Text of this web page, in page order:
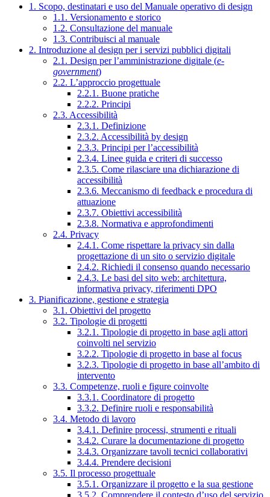
1. Scopo, destinatari e uso del Manuale operativo di design
1.1. Versionamento e storico
1.2. Consultazione del manuale
1.3. Contribuisci al manuale
2. Introduzione al design per i servizi pubblici digitali
2.1. Design per l’amministrazione digitale (e-
government)
2.2. L’approccio progettuale
2.2.1. Buone pratiche
2.2.2. Principi
2.3. Accessibilità
2.3.1. Definizione
2.3.2. Accessibilità by design
2.3.3. Principi per l’accessibilità
2.3.4. Linee guida e criteri di successo
2.3.5. Come rilasciare una dichiarazione di
accessibilità
2.3.6. Meccanismo di feedback e procedura di
attuazione
2.3.7. Obiettivi accessibilità
2.3.8. Normativa e approfondimenti
2.4. Privacy
2.4.1. Come rispettare la privacy sin dalla
progettazione di un sito o servizio digitale
2.4.2. Richiedi il consenso quando necessario
2.4.3. Le basi del sito web: architettura,
informativa privacy, riferimenti DPO
3. Pianificazione, gestione e strategia
3.1. Obiettivi del progetto
3.2. Tipologie di progetti
3.2.1. Tipologie di progetto in base agli attori
coinvolti nel servizio
3.2.2. Tipologie di progetto in base al focus
3.2.3. Tipologie di progetto in base all’ambito di
intervento
3.3. Competenze, ruoli e figure coinvolte
3.3.1. Coordinatore di progetto
3.3.2. Definire ruoli e responsabilità
3.4. Metodo di lavoro
3.4.1. Definire processi, strumenti e rituali
3.4.2. Curare la documentazione di progetto
3.4.3. Organizzare tavoli tecnici collaborativi
3.4.4. Prendere decisioni
3.5. Il processo progettuale
3.5.1. Organizzare il progetto e la sua gestione
3.5.2. Comprendere il contesto d’uso del servizio